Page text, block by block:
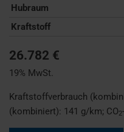
Hubraum
Kraftstoff
26.782 €
19% MwSt.
Kraftstoffverbrauch
(kombiniert): 141 g/km; CO2